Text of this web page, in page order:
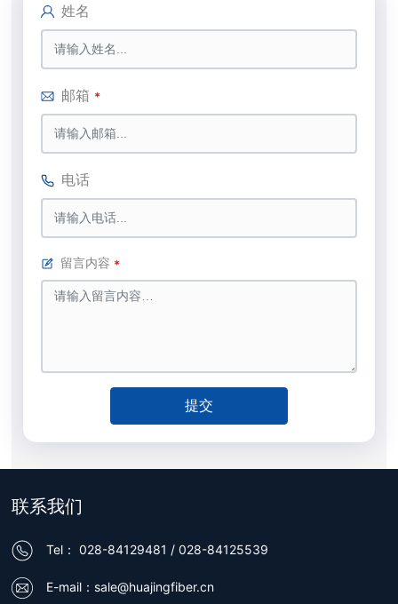
姓名
邮箱
电话
留言内容
提交
联系我们
Tel：028-84129481 /028-84125539
E-mail： sale@huajingfiber.cn